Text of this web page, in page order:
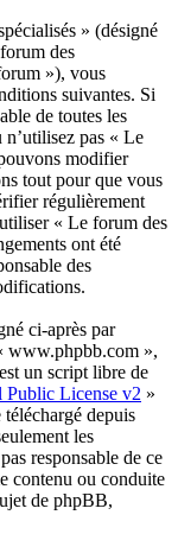
» (désigné
des
»), vous
suivantes. Si
de toutes les
n’utilisez pas « Le
modifier
tout pour que vous
régulièrement
« Le forum des
ont été
des
ci-après par
www.phpbb.com »,
un script libre de
License v2 »
depuis
les
responsable de ce
contenu ou conduite
de phpBB,